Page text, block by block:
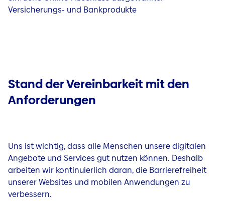
Versicherungs- und Bankprodukte
Stand der Vereinbarkeit mit den
Anforderungen
Uns ist wichtig, dass alle Menschen unsere digitalen
Angebote und Services gut nutzen können. Deshalb
arbeiten wir kontinuierlich daran, die Barrierefreiheit
unsererWebsites und mobilen Anwendungen zu
verbessern.